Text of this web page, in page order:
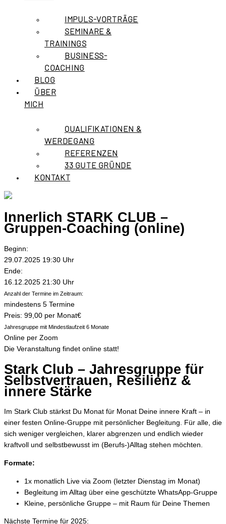
IMPULS-VORTRÄGE
SEMINARE &
TRAININGS
BUSINESS-
COACHING
BLOG
ÜBER
MICH
QUALIFIKATIONEN &
WERDEGANG
REFERENZEN
33 GUTE GRÜNDE
KONTAKT
Innerlich STARK CLUB –
Gruppen-Coaching (online)
Beginn:
29.07.2025 19:30 Uhr
Ende:
16.12.2025 21:30 Uhr
Anzahl der Termine im Zeitraum:
mindestens 5 Termine
Preis: 99,00 per Monat€
Jahresgruppe mit Mindestlaufzeit 6 Monate
Online per Zoom
Die Veranstaltung findet online statt!
Stark Club – Jahresgruppe für
Selbstvertrauen, Resilienz &
innere Stärke
Im Stark Club stärkst Du Monat für Monat Deine innere Kraft – in
einer festen Online-Gruppe mit persönlicher Begleitung. Für alle, die
sich weniger vergleichen, klarer abgrenzen und endlich wieder
kraftvoll und selbstbewusst im (Berufs-)Alltag stehen möchten.
Formate:
1x monatlich Live via Zoom (letzter Dienstag im Monat)
Begleitung im Alltag über eine geschützte WhatsApp-Gruppe
Kleine, persönliche Gruppe – mit Raum für Deine Themen
Nächste Termine für 2025: